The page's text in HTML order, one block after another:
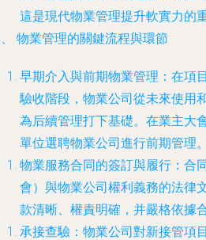
這是現代物業管理提升軟實力的
物業管理的關鍵流程與環節
早期介入與前期物業管理 ：在項
驗收階段，物業公司從未來使用
為后續管理打下基礎。在業主大
單位選聘物業公司進行前期管理。
物業服務合同的簽訂與履行 ：合
會）與物業公司權利義務的法律
款清晰、權責明確，并嚴格依據
承接查驗 ：物業公司對新接管項